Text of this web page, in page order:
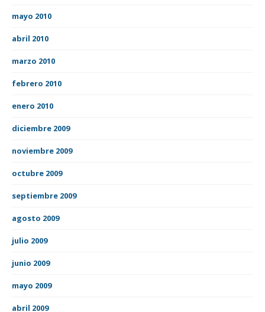
mayo 2010
abril 2010
marzo 2010
febrero 2010
enero 2010
diciembre 2009
noviembre 2009
octubre 2009
septiembre 2009
agosto 2009
julio 2009
junio 2009
mayo 2009
abril 2009